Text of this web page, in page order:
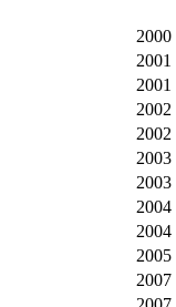
2000
2001
2001
2002
2002
2003
2003
2004
2004
2005
2007